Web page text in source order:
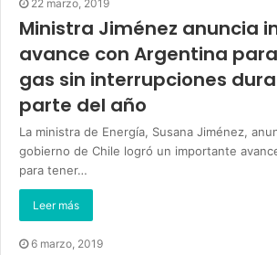
22 marzo, 2019
Ministra Jiménez anuncia
avance con Argentina
gas sin interrupciones
parte del año
La ministra de Energía, Susana Jiménez,
gobierno de Chile logró un importante
para tener…
Leer más
6 marzo, 2019